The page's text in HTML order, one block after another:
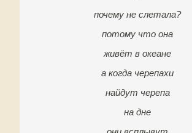
почему не слетала?
потому что она
живёт в океане
а когда черепахи
найдут черепа
на дне